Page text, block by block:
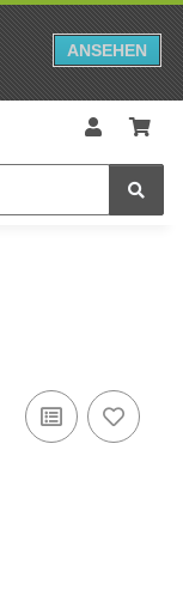
ANSEHEN